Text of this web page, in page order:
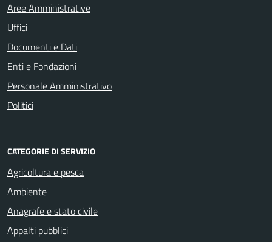
Aree Amministrative
Uffici
Documenti e Dati
Enti e Fondazioni
Personale Amministrativo
Politici
CATEGORIE DI SERVIZIO
Agricoltura e pesca
Ambiente
Anagrafe e stato civile
Appalti pubblici